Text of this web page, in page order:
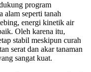
program
alam seperti tanah
energi kinetik air
Oleh karena itu,
stabil meskipun curah
serat dan akar tanaman
sangat kuat.